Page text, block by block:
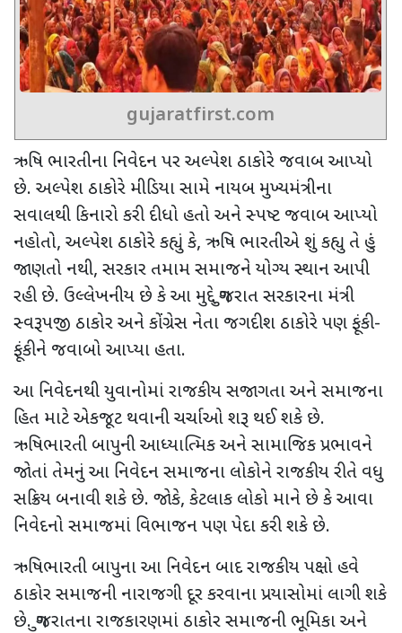
gujaratfirst.com
ઋષિ ભારતીના નિવેદન પર અલ્પેશ ઠાકોરે જવાબ આપ્યો
છે. અલ્પેશ ઠાકોરે મીડિયા સામે નાયબ મુખ્યમંત્રીના
સવાલથી કિનારો કરી દીધો હતો અને સ્પષ્ટ જવાબ આપ્યો
નહોતો, અલ્પેશ ઠાકોરે કહ્યું કે, ઋષિ ભારતીએ શું કહ્યુ તે હું
જાણતો નથી, સરકાર તમામ સમાજને યોગ્ય સ્થાન આપી
રહી છે. ઉલ્લેખનીય છે કે આ મુદ્દે ગુજરાત સરકારના મંત્રી
સ્વરૂપજી ઠાકોર અને કોંગ્રેસ નેતા જગદીશ ઠાકોરે પણ ફૂંકી-
ફૂંકીને જવાબો આપ્યા હતા.
આ નિવેદનથી યુવાનોમાં રાજકીય સજાગતા અને સમાજના
હિત માટે એકજૂટ થવાની ચર્ચાઓ શરૂ થઈ શકે છે.
ઋષિભારતી બાપુની આધ્યાત્મિક અને સામાજિક પ્રભાવને
જોતાં તેમનું આ નિવેદન સમાજના લોકોને રાજકીય રીતે વધુ
સક્રિય બનાવી શકે છે. જોકે, કેટલાક લોકો માને છે કે આવા
નિવેદનો સમાજમાં વિભાજન પણ પેદા કરી શકે છે.
ઋષિભારતી બાપુના આ નિવેદન બાદ રાજકીય પક્ષો હવે
ઠાકોર સમાજની નારાજગી દૂર કરવાના પ્રયાસોમાં લાગી શકે
છે. ગુજરાતના રાજકારણમાં ઠાકોર સમાજની ભૂમિકા અને